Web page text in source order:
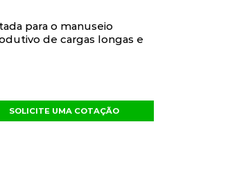
para o manuseio
de cargas longas e
SOLICITE UMA COTAÇÃO